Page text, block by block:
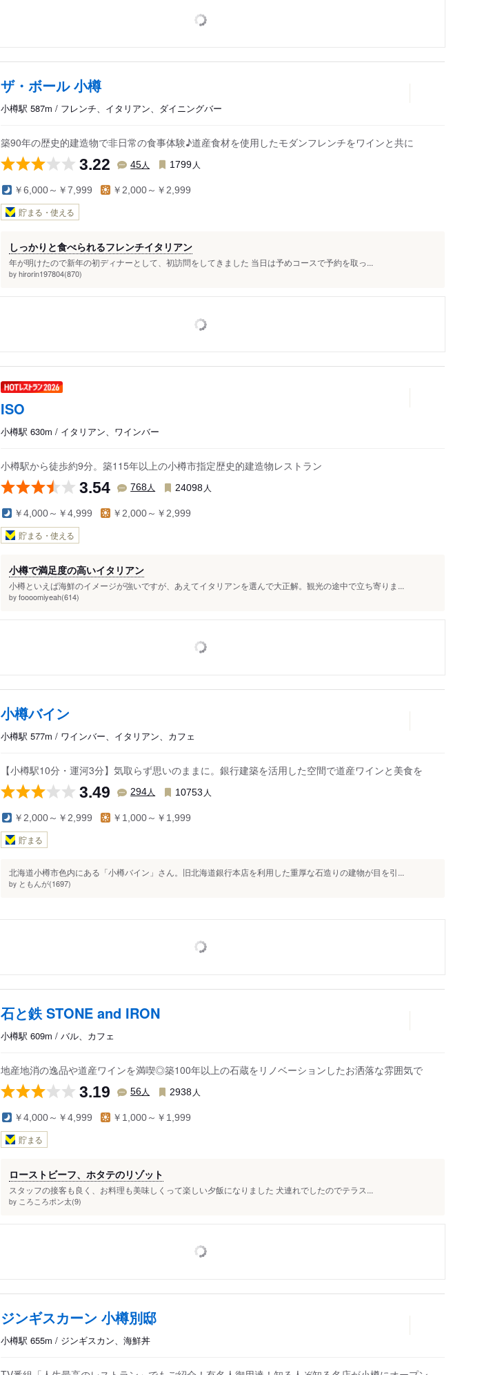
ザ・ボール 小樽
小樽駅 587m / フレンチ、イタリアン、ダイニングバー
築90年の歴史的建造物で非日常の食事体験♪道産食材を使用したモダンフレンチをワインと共に
3.22 45人 1799 人
￥6,000～￥7,999 ￥2,000～￥2,999
貯まる・使える
しっかりと食べられるフレンチイタリアン
年が明けたので新年の初ディナーとして、初訪問をしてきました 当日は予めコースで予約を取っ...
by hirorin197804(870)
ISO
小樽駅 630m / イタリアン、ワインバー
小樽駅から徒歩約9分。築115年以上の小樽市指定歴史的建造物レストラン
3.54 768人 24098 人
￥4,000～￥4,999 ￥2,000～￥2,999
貯まる・使える
小樽で満足度の高いイタリアン
小樽といえば海鮮のイメージが強いですが、あえてイタリアンを選んで大正解。観光の途中で立ち寄りま...
by foooomiyeah(614)
小樽バイン
小樽駅 577m / ワインバー、イタリアン、カフェ
【小樽駅10分・運河3分】気取らず思いのままに。銀行建築を活用した空間で道産ワインと美食を
3.49 294人 10753 人
￥2,000～￥2,999 ￥1,000～￥1,999
貯まる
北海道小樽市色内にある「小樽バイン」さん。旧北海道銀行本店を利用した重厚な石造りの建物が目を引...
by ともんが(1697)
石と鉄 STONE and IRON
小樽駅 609m / バル、カフェ
地産地消の逸品や道産ワインを満喫◎築100年以上の石蔵をリノベーションしたお洒落な雰囲気で
3.19 56人 2938 人
￥4,000～￥4,999 ￥1,000～￥1,999
貯まる
ローストビーフ、ホタテのリゾット
スタッフの接客も良く、お料理も美味しくって楽しい夕飯になりました 犬連れでしたのでテラス...
by ころころポン太(9)
ジンギスカーン 小樽別邸
小樽駅 655m / ジンギスカン、海鮮丼